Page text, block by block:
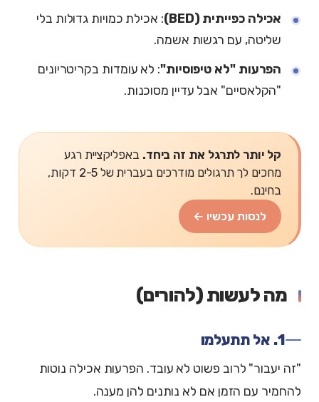
אכילה כפייתית (BED)
: אכילת כמויות גדולות בלי
שליטה, עם רגשות אשמה.
הפרעות "לא טיפוסיות": לא עומדות בקריטריונים
"הקלאסיים" אבל עדיין מסוכנות.
קל יותר לתרגל את זה ביחד. באפליקציית רגע
מחכים לך תרגולים מודרכים בעברית של 2-5 דקות,
בחינם.
לנסות עכשיו ←
מה לעשות (להורים)
1. אל תתעלמו
"זה יעבור" לרוב פשוט לא עובד. הפרעות אכילה נוטות
להחמיר עם הזמן אם לא נותנים להן מענה.